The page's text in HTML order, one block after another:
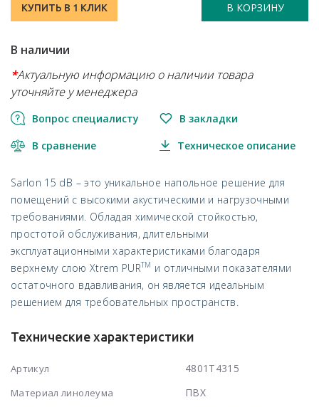
КУПИТЬ В 1 КЛИК В КОРЗИНУ
В наличии
*Актуальную информацию о наличии товара
уточняйте у менеджера
Вопрос специалисту В закладки
В сравнение Техническое описание
Sarlon 15 dB – это уникальное напольное решение для
помещений с высокими акустическими и нагрузочными
требованиями. Обладая химической стойкостью,
простотой обслуживания, длительными
эксплуатационными характеристиками благодаря
верхнему слою Xtrem PURTM и отличными показателями
остаточного вдавливания, он является идеальным
решением для требовательных пространств.
Технические характеристики
Артикул 4801T4315
Материал линолеума ПВХ